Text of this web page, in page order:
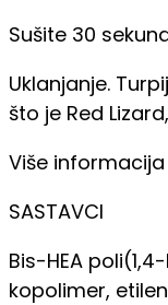
Sušite 30
Uklanjanje.
što je Red
Više
SASTAVCI
Bis-HEA
kopolimer,